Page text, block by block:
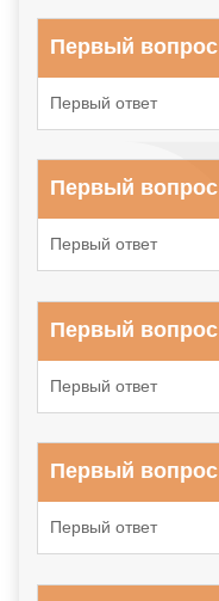
Первый вопрос
Первый ответ
Первый вопрос
Первый ответ
Первый вопрос
Первый ответ
Первый вопрос
Первый ответ